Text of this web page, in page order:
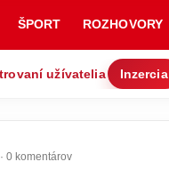
ŠPORT ROZHOVORY
užívatelia Inzercia
· 0 komentárov